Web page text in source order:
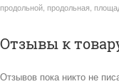
продольной, продольная,
Отзывы к
Отзывов пока никто не